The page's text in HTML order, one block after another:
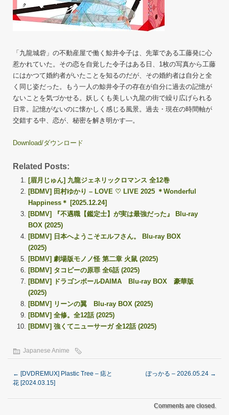
「九龍城砦」の不動産屋で働く鯨井令子は、先輩である工藤発に心
惹かれていた。その恋を自覚した令子はある日、1枚の写真から工藤
にはかつて婚約者がいたことを知るのだが、その婚約者は自分と全
く同じ姿だった。もう一人の鯨井令子の存在が自分に過去の記憶が
ないことを気づかせる。妖しくも美しい九龍の街で繰り広げられる
日常。記憶がないのに懐かしく感じる風景。過去・現在の時間軸が
交錯する中、恋が、秘密を解き明かす―。
Download/ダウンロード
Related Posts:
[眉月じゅん] 九龍ジェネリックロマンス 全12巻
[BDMV] 田村ゆかり – LOVE ♡ LIVE 2025 ＊Wonderful
Happiness＊ [2025.12.24]
[BDMV] 『不遇職【鑑定士】が実は最強だった』 Blu-ray
BOX (2025)
[BDMV] 日本へようこそエルフさん。 Blu-ray BOX
(2025)
[BDMV] 劇場版モノノ怪 第二章 火鼠 (2025)
[BDMV] タコピーの原罪 全6話 (2025)
[BDMV] ドラゴンボールDAIMA Blu-ray BOX 豪華版
(2025)
[BDMV] リーンの翼 Blu-ray BOX (2025)
[BDMV] 全修。全12話 (2025)
[BDMV] 強くてニューサーガ 全12話 (2025)
Japanese Anime
← [DVDREMUX] Plastic Tree – 痣と
花 [2024.03.15]
ぽっかる – 2026.05.24 →
Comments are closed.